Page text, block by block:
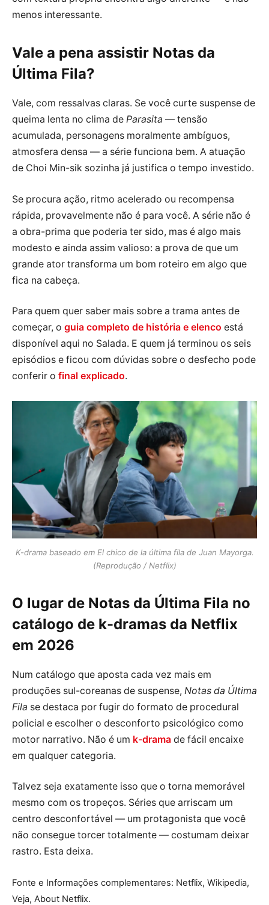
menos interessante.
Vale a pena assistir Notas da
Última Fila?
Vale, com ressalvas claras. Se você curte suspense de
queima lenta no clima de Parasita — tensão
acumulada, personagens moralmente ambíguos,
atmosfera densa — a série funciona bem. A atuação
de Choi Min-sik sozinha já justifica o tempo investido.
Se procura ação, ritmo acelerado ou recompensa
rápida, provavelmente não é para você. A série não é
a obra-prima que poderia ter sido, mas é algo mais
modesto e ainda assim valioso: a prova de que um
grande ator transforma um bom roteiro em algo que
fica na cabeça.
Para quem quer saber mais sobre a trama antes de
começar, o guia completo de história e elenco está
disponível aqui no Salada. E quem já terminou os seis
episódios e ficou com dúvidas sobre o desfecho pode
conferir o final explicado.
K-drama baseado em El chico de la última fila de Juan Mayorga.
(Reprodução / Netflix)
O lugar de Notas da Última Fila no
catálogo de k-dramas da Netflix
em 2026
Num catálogo que aposta cada vez mais em
produções sul-coreanas de suspense, Notas da Última
Fila se destaca por fugir do formato de procedural
policial e escolher o desconforto psicológico como
motor narrativo. Não é um k-drama de fácil encaixe
em qualquer categoria.
Talvez seja exatamente isso que o torna memorável
mesmo com os tropeços. Séries que arriscam um
centro desconfortável — um protagonista que você
não consegue torcer totalmente — costumam deixar
rastro. Esta deixa.
Fonte e Informações complementares: Netflix, Wikipedia,
Veja, About Netflix.